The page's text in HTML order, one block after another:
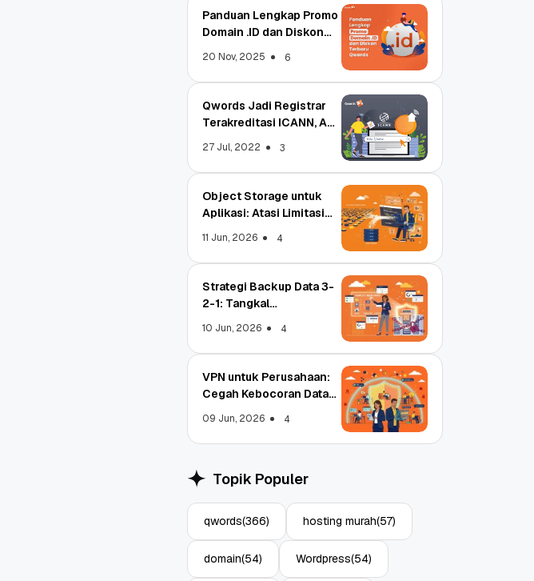
Aplikasi: Atasi Limitasi
11 Jun, 2026 4
Panduan Lengkap Promo
Domain .ID dan Diskon
20 Nov, 2025 6
Qwords Jadi Registrar
Terakreditasi ICANN, Apa
27 Jul, 2022 3
Object Storage untuk
Aplikasi: Atasi Limitasi
11 Jun, 2026 4
Strategi Backup Data 3-
2-1: Tangkal
10 Jun, 2026 4
VPN untuk Perusahaan:
Cegah Kebocoran Data
09 Jun, 2026 4
Topik Populer
qwords(366) hosting murah(57)
domain(54) Wordpress(54)